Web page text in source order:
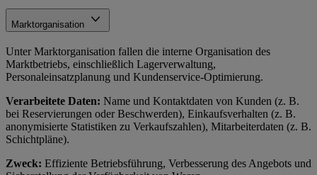
Marktorganisation
Unter Marktorganisation fallen die interne Organisation des
Marktbetriebs, einschließlich Lagerverwaltung,
Personaleinsatzplanung und Kundenservice-Optimierung.
Verarbeitete Daten: Name und Kontaktdaten von Kunden (z. B.
bei Reservierungen oder Beschwerden), Einkaufsverhalten (z. B.
anonymisierte Statistiken zu Verkaufszahlen), Mitarbeiterdaten (z. B.
Schichtpläne).
Zweck: Effiziente Betriebsführung, Verbesserung des Angebots und
imImpressum